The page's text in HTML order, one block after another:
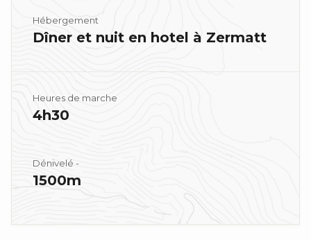
Hébergement
Dîner et nuit en hotel à Zermatt
Heures de marche
4h30
Dénivelé -
1500m